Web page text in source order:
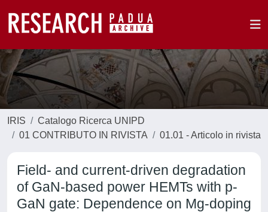
IRIS
Catalogo Ricerca UNIPD
01 CONTRIBUTO IN RIVISTA
01.01 - Articolo in rivista
Field- and current-driven degradation
of GaN-based power HEMTs with p-
GaN gate: Dependence on Mg-doping